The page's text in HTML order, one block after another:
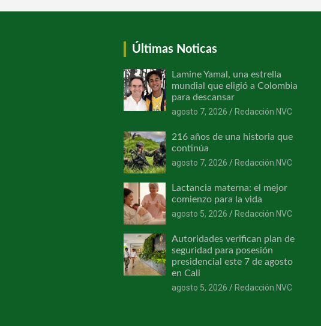
Últimas Noticas
Lamine Yamal, una estrella
mundial que eligió a Colombia
para descansar
agosto 7, 2026
Redacción NVC
216 años de una historia que
continúa
agosto 7, 2026
Redacción NVC
Lactancia materna: el mejor
comienzo para la vida
agosto 5, 2026
Redacción NVC
Autoridades verifican plan de
seguridad para posesión
presidencial este 7 de agosto
en Cali
agosto 5, 2026
Redacción NVC